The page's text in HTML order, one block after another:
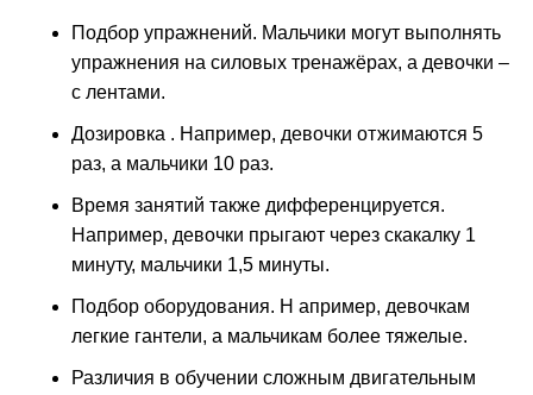
Подбор упражнений. Мальчики могут выполнять
упражнения на силовых тренажёрах, а девочки –
с лентами.
Дозировка . Например, девочки отжимаются 5
раз, а мальчики 10 раз.
Время занятий также дифференцируется.
Например, девочки прыгают через скакалку 1
минуту, мальчики 1,5 минуты.
Подбор оборудования. Н апример, девочкам
легкие гантели, а мальчикам более тяжелые.
Различия в обучении сложным двигательным